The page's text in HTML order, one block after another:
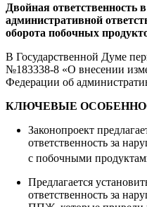
Двойная ответственность
административной
оборота побочных
В Государственной Думе
№183338-8 «О внесении
Федерации об
КЛЮЧЕВЫЕ
Законопроект
ответственность за
с побочными
Предлагается
ответственность за